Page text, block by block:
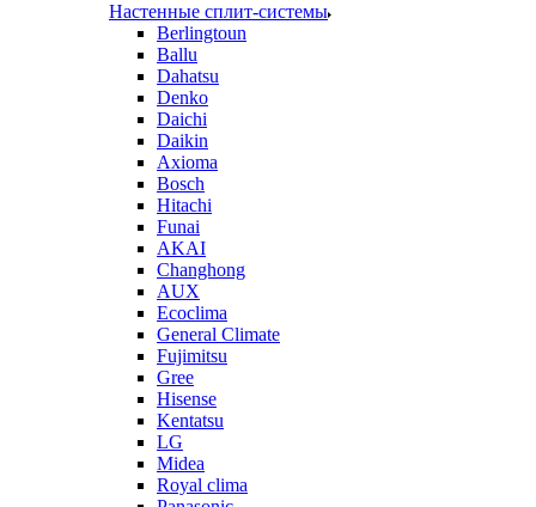
Настенные сплит-системы
Berlingtoun
Ballu
Dahatsu
Denko
Daichi
Daikin
Axioma
Bosch
Hitachi
Funai
AKAI
Changhong
AUX
Ecoclima
General Climate
Fujimitsu
Gree
Hisense
Kentatsu
LG
Midea
Royal clima